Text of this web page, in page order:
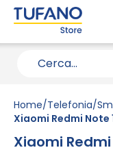
Home Telefonia
Xiaomi Redmi